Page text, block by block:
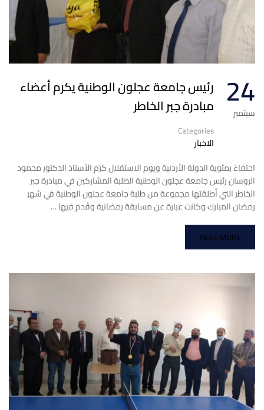
24
سبتمبر
رئيس جامعة عجلون الوطنية يكرم أعضاء
مبادرة جبر الخاطر
Categories
الاخبار
احتفاءً بمئوية الدولة الأردنية ويوم الاستقلال كرَم الأستاذ الدكتور محمود
الروسان رئيس جامعة عجلون الوطنية الطلبة المشاركين في مبادرة جبر
الخاطر التي أطلقتها مجموعة من طلبة جامعة عجلون الوطنية في شهر
رمضان المبارك وكانت عبارة عن مسابقة رمضانية وقُدم فيها …
READ MORE